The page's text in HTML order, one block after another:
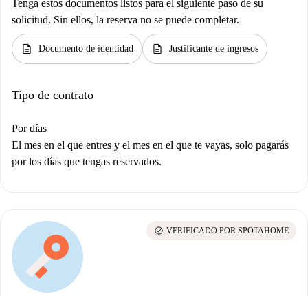
Tenga estos documentos listos para el siguiente paso de su
solicitud. Sin ellos, la reserva no se puede completar.
description Documento de identidad description Justificante de ingresos
Tipo de contrato
Por días
El mes en el que entres y el mes en el que te vayas, solo pagarás
por los días que tengas reservados.
check_circle VERIFICADO POR SPOTAHOME